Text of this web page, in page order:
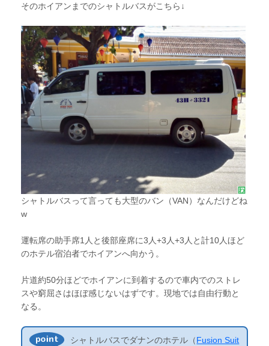
そのホイアンまでのシャトルバスがこちら↓
シャトルバスって言っても大型のバン（VAN）なんだけどね
w
運転席の助手席1人と後部座席に3人+3人+3人と計10人ほど
のホテル宿泊者でホイアンへ向かう。
片道約50分ほどでホイアンに到着するので車内でのストレ
スや窮屈さはほぼ感じないはずです。現地では自由行動と
なる。
シャトルバスでダナンのホテル（Fusion Suit